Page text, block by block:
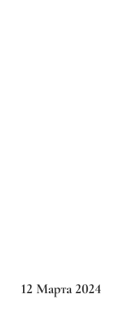
12 Марта 2024